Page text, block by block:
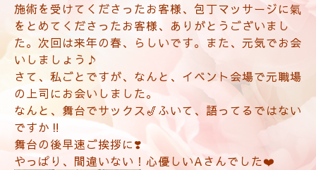
施術を受けてくださったお客様、包丁マッサージに氣
をとめてくださったお客様、ありがとうございまし
た。次回は来年の春、らしいです。また、元気でお会
いしましょう♪
さて、私ごとですが、なんと、イベント会場で元職場
の上司にお会いしました。
なんと、舞台でサックス🎷ふいて、語ってるではない
ですか‼️
舞台の後早速ご挨拶に❣️
やっぱり、間違いない！心優しいAさんでした❤️